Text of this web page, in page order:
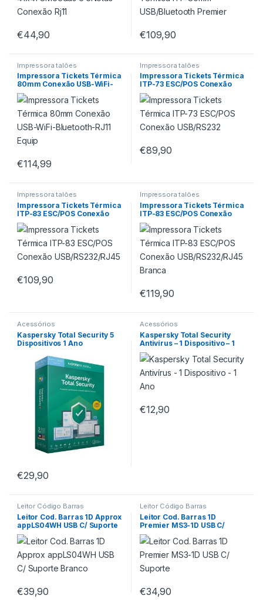
€44,90 €109,90
Impressora talões
Impressora Tickets Térmica
80mm Conexão USB-WiFi-
Bluetooth-RJ11 Equip
€114,99
Impressora talões
Impressora Tickets Térmica
ITP-73 ESC/POS Conexão
USB/RS232
€89,90
Impressora talões
Impressora Tickets Térmica
ITP-83 ESC/POS Conexão
USB/RS232/RJ45
€109,90
Impressora talões
Impressora Tickets Térmica
ITP-83 ESC/POS Conexão
USB/RS232/RJ45 Branca
€119,90
Acessórios
Kaspersky Total Security 5
Dispositivos 1 Ano
€29,90
Acessórios
Kaspersky Total Security
Antivírus – 1 Dispositivo – 1
Ano
€12,90
Leitor Código Barras
Leitor Cod. Barras 1D Approx
appLS04WH USB C/ Suporte
Branco
€39,90
Leitor Código Barras
Leitor Cod. Barras 1D
Premier MS3-1D USB C/
Suporte
€34,90